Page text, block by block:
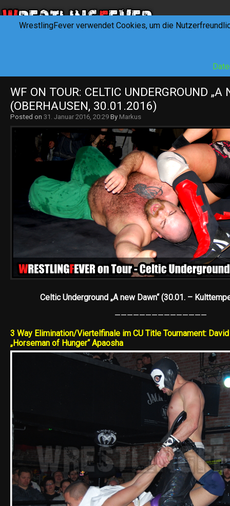
WF ON TOUR: CELTIC UNDERGROUND „A
(OBERHAUSEN, 30.01.2016)
Posted on 31. Januar 2016, 20:29 By Markus
Celtic Underground „A new Dawn“ (30.01. –
———————————————
3 Way Elimination/Viertelfinale im CU Title Tournament:
„Horseman of Hunger“ Apaosha
WrestlingFever verwendet Cookies, um die